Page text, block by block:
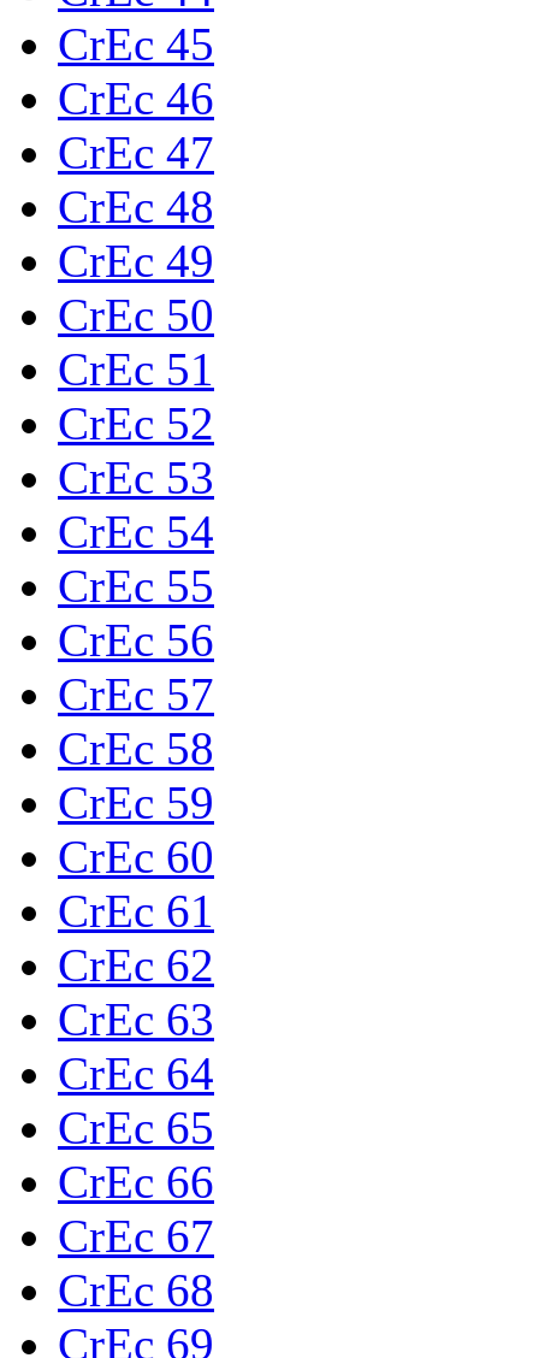
CrEc 45
CrEc 46
CrEc 47
CrEc 48
CrEc 49
CrEc 50
CrEc 51
CrEc 52
CrEc 53
CrEc 54
CrEc 55
CrEc 56
CrEc 57
CrEc 58
CrEc 59
CrEc 60
CrEc 61
CrEc 62
CrEc 63
CrEc 64
CrEc 65
CrEc 66
CrEc 67
CrEc 68
CrEc 69